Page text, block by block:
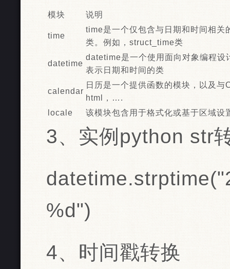
模块 说明
time
time是一个仅包含与日期和时间相关
类。例如，struct_time类
datetime
datetime是一个使用面向对象编程设
表示日期和时间的类
calendar
日历是一个提供函数的模块，以及
html，….
locale
该模块包含用于格式化或基于区域设
3、实例python str
%d")
4、时间戳转换